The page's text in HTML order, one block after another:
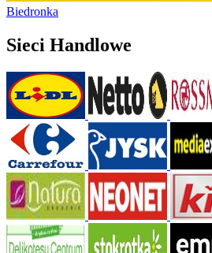
Biedronka
Sieci Handlowe